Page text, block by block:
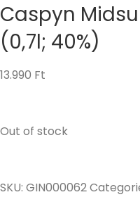
Caspyn
(0,7l; 40%)
13.990 Ft
Out of stock
SKU: GIN000062